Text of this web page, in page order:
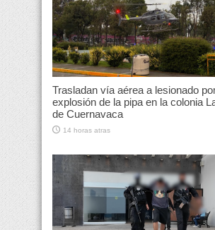
Trasladan vía aérea a lesionado
explosión de la pipa en la colonia
de Cuernavaca
14 horas atras